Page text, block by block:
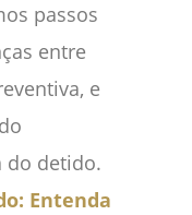
passos
entre
e
do detido.
Entenda